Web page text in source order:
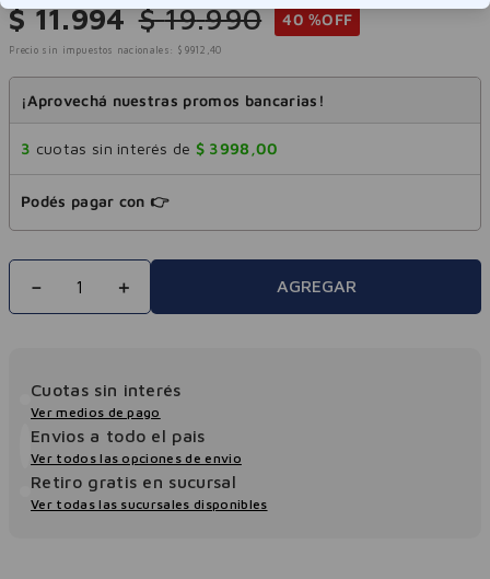
$ 11.994 $ 19.990 40 %OFF
Precio sin impuestos nacionales: $ 9912 ,40
¡Aprovechá nuestras promos bancarias!
3 cuotas sin interés de $ 3998 ,00
Podés pagar con 👉
＋
－ AGREGAR
Cuotas sin interés
Ver medios de pago
Envios a todo el pais
Ver todos las opciones de envio
Retiro gratis en sucursal
Ver todas las sucursales disponibles